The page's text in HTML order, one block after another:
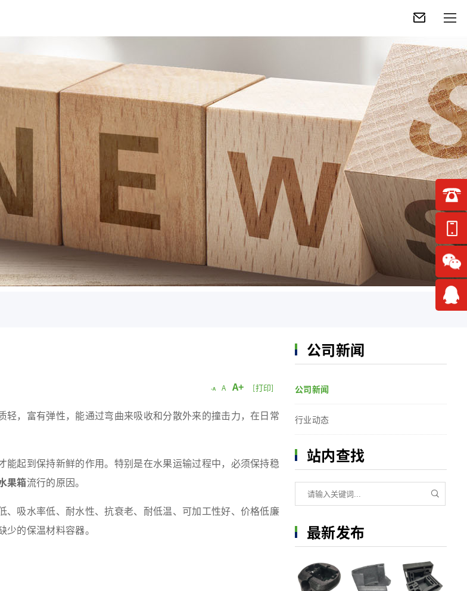
-A A A+ [打印]
，富有弹性，能通过弯曲来吸收和分散外来的撞击力，在日常
起到保持新鲜的作用。特别是在水果运输过程中，必须保持稳
果箱流行的原因。
吸水率低、耐水性、抗衰老、耐低温、可加工性好、价格低廉
的保温材料容器。
公司新闻
公司新闻
行业动态
站内查找
最新发布